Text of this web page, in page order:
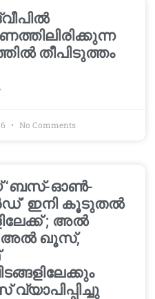
തീപിടുത്തം
No Comments
‘ബസ്-ഓൺ-
ഇനി കൂടുതൽ
; അൽ
അൽ ഖൂസ്,